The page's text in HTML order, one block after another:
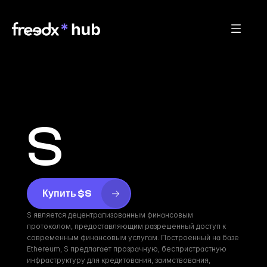
S
Купить $S
S является децентрализованным финансовым
протоколом, предоставляющим разрешенный доступ к
современным финансовым услугам. Построенный на базе
Ethereum, S предлагает прозрачную, беспристрастную
инфраструктуру для кредитования, заимствования,